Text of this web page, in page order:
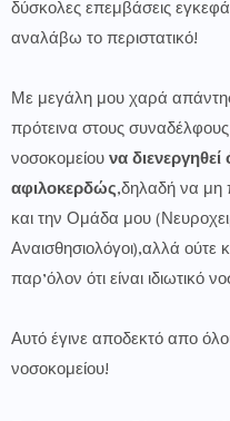
δύσκολες επεμβάσεις
αναλάβω το περιστατικό!
Με μεγάλη μου χαρά
πρότεινα στους συναδέλφους
νοσοκομείου να
αφιλοκερδώς,δηλαδή να μη
και την Ομάδα μου
Αναισθησιολόγοι),αλλά ούτε
παρ’όλον ότι είναι ιδιωτικό
Αυτό έγινε αποδεκτό απο
νοσοκομείου!